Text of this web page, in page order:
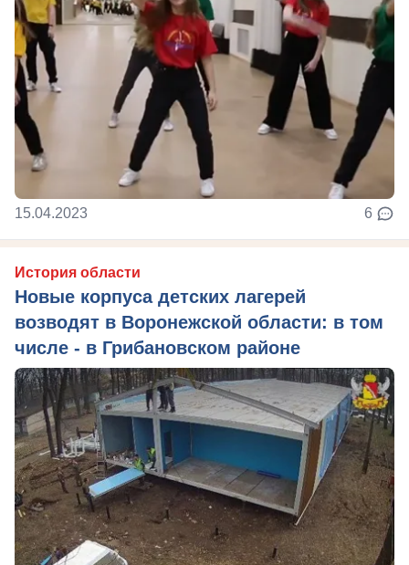
15.04.2023 6
История области
Новые корпуса детских лагерей
возводят в Воронежской области: в том
числе - в Грибановском районе